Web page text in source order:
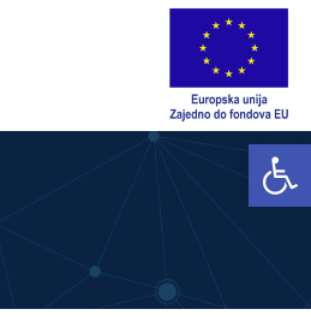
Open toolbar